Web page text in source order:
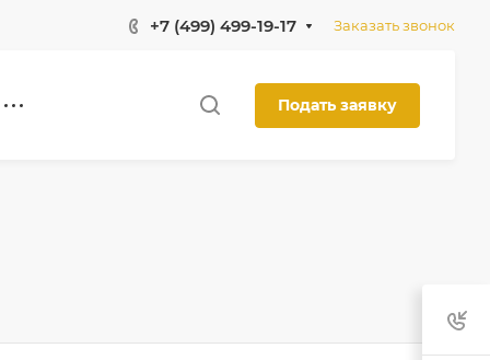
+7 (499) 499-19-17 Заказать звонок
Подать заявку